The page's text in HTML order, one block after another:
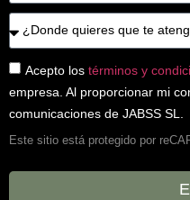
Acepto los términos y
empresa. Al proporcionar mi
comunicaciones de JABSS SL.
Este sitio está protegido por